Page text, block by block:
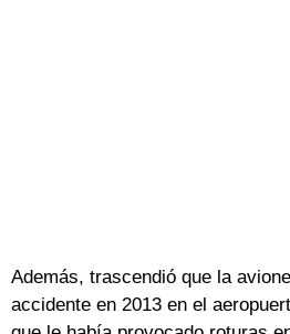
Además, trascendió que la
accidente en 2013 en el